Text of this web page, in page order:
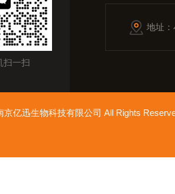
扫一扫
地址
京亿迅生物科技有限公司 All Rights